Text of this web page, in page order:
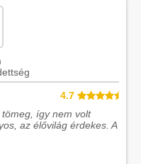
4.7
így nem volt
az élővilág érdekes. A